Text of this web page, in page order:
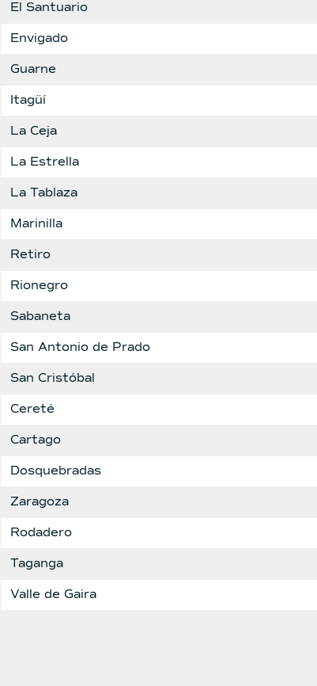
El Santuario
Envigado
Guarne
Itagüí
La Ceja
La Estrella
La Tablaza
Marinilla
Retiro
Rionegro
Sabaneta
San Antonio de Prado
San Cristóbal
Cereté
Cartago
Dosquebradas
Zaragoza
Rodadero
Taganga
Valle de Gaira